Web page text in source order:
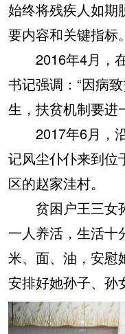
始终将残疾人如期
要内容和关键指标。
2016年4月，在
书记强调：“因病
生，扶贫机制要进
2017年6月，沿
记风尘仆仆来到位
区的赵家洼村。
贫困户王三女
一人养活，生活十
米、面、油，安慰
安排好她孙子、孙